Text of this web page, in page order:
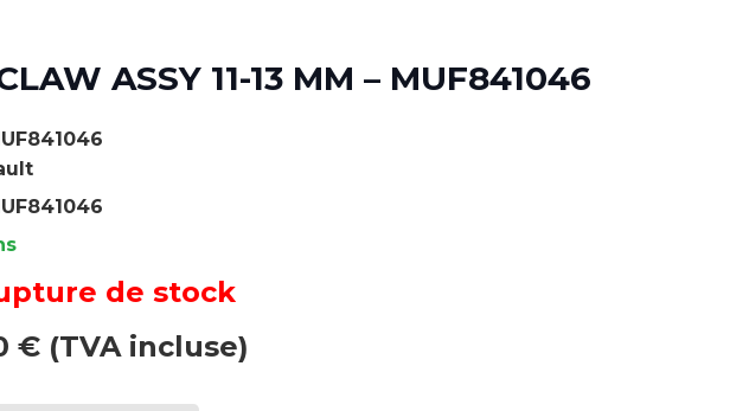
ASSY 11-13 MM – MUF841046
de stock
€ (TVA incluse)